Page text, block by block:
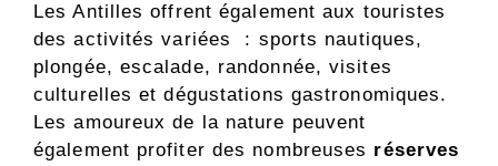
Les Antilles offrent également aux touristes
des activités variées : sports nautiques,
plongée, escalade, randonnée, visites
culturelles et dégustations gastronomiques.
Les amoureux de la nature peuvent
également profiter des nombreuses réserves